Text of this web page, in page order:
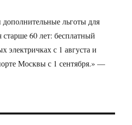
льготы для
60 лет: бесплатный
электричках с 1 августа и
Москвы с 1 сентября.» —